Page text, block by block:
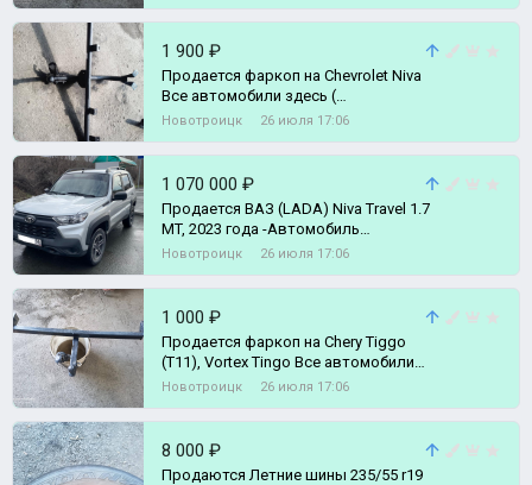
1 900 ₽
Продается фаркоп на Chevrolet Niva
Все автомобили здесь (
https://vk.ru/avto_lider_56 )
Новотроицк 26 июля 17:06
1 070 000 ₽
Продается ВАЗ (LADA) Niva Travel 1.7
MT, 2023 года -Автомoбиль
приoбpетался у официального
Новотроицк 26 июля 17:06
1 000 ₽
Продается фаркоп на Chery Tiggo
(T11), Vortex Tingo Все автомобили
здесь ( https://vk.ru/avto_lider
Новотроицк 26 июля 17:06
8 000 ₽
Продаются Летние шины 235/55 r19